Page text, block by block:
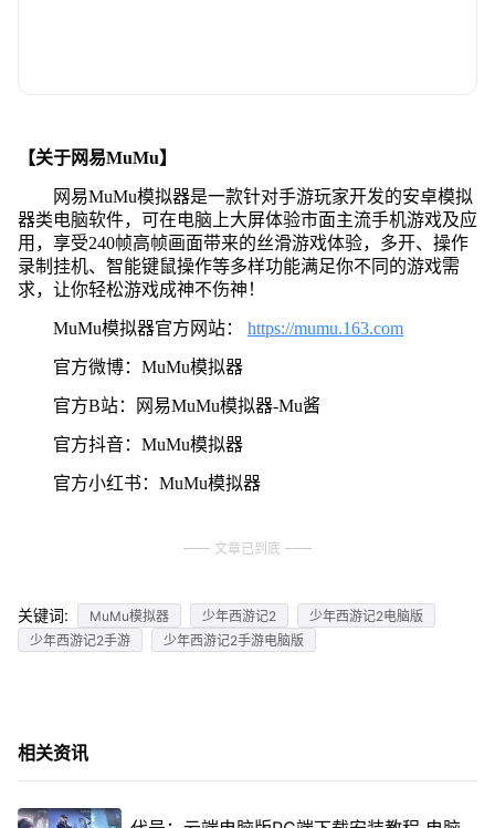
【关于网易MuMu】
网易MuMu模拟器是一款针对手游玩家开发的安卓模拟
器类电脑软件，可在电脑上大屏体验市面主流手机游戏及应
用，享受240帧高帧画面带来的丝滑游戏体验，多开、操作
录制挂机、智能键鼠操作等多样功能满足你不同的游戏需
求，让你轻松游戏成神不伤神！
MuMu模拟器官方网站： https://mumu.163.com
官方微博：MuMu模拟器
官方B站：网易MuMu模拟器-Mu酱
官方抖音：MuMu模拟器
官方小红书：MuMu模拟器
文章已到底
关键词: MuMu模拟器 少年西游记2
少年西游记2电脑版
少年西游记2手游
少年西游记2手游电脑版
相关资讯